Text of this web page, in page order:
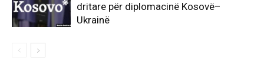
dritare për diplomacinë Kosovë–
Ukrainë